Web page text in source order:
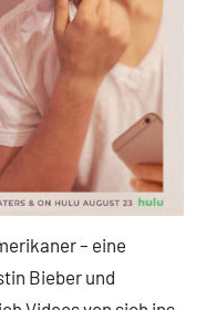
– eine
Bieber und